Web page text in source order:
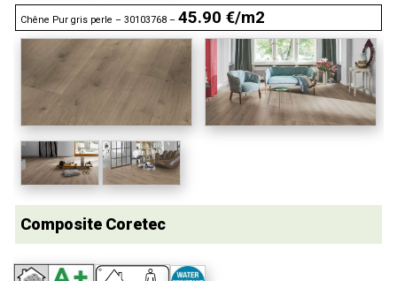
Chêne Pur gris perle – 30103768 – 45.90 €/m2
Composite Coretec